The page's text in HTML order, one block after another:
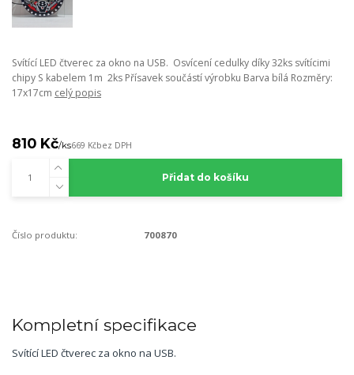
Svítící LED čtverec za okno na USB. Osvícení cedulky díky 32ks svítícimi
chipy S kabelem 1m 2ks Přísavek součástí výrobku Barva bílá Rozměry:
17x17cm celý popis
810 Kč/ks669 Kčbez DPH
Přidat do košíku
Číslo produktu: 700870
Kompletní specifikace
Svítící LED čtverec za okno na USB.